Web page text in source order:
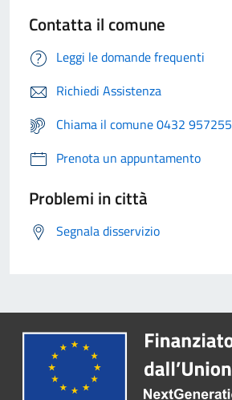
Contatta il comune
Leggi le domande frequenti
Richiedi Assistenza
Chiama il comune 0432 957255
Prenota un appuntamento
Problemi in città
Segnala disservizio